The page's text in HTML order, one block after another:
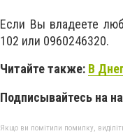
Если Вы владеете
102 или 0960246320.
Читайте также: В
Подписывайтесь на
Якщо ви помітили помилку,